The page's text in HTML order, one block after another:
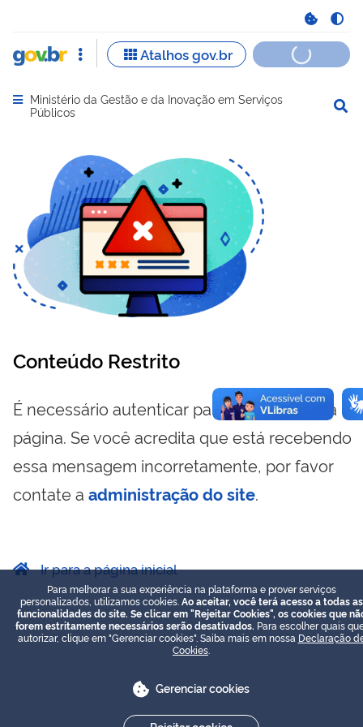
Abrir menu principal de navegação
Ministério da Gestão e da Inovação em Serviços
Públicos
Conteúdo Restrito
É necessário autenticar para visualizar essa
página. Se você acredita que está recebendo
essa mensagem incorretamente, por favor
contate a administração do site.
Ir para a página inicial
Para melhorar a sua experiência na plataforma e prover serviços
personalizados, utilizamos cookies. Ao aceitar, você terá acesso a todas as
funcionalidades do site. Se clicar em "Rejeitar Cookies", os cookies que
forem estritamente necessários serão desativados. Para escolher quais
autorizar, clique em "Gerenciar cookies". Saiba mais em nossa Declaração
Cookies
Gerenciar cookies